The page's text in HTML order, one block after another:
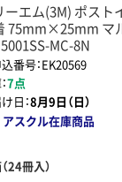
ーエム(3M) ポスト
75mm×25mm マ
5001SS-MC-8N
番号：EK20569
7点
日：8月9日（日）
アスクル在庫商品
24冊入）